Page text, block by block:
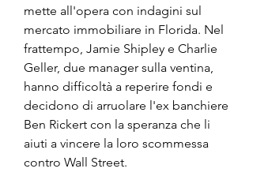
mette all'opera con indagini sul
mercato immobiliare in Florida. Nel
frattempo, Jamie Shipley e Charlie
Geller, due manager sulla ventina,
hanno difficoltà a reperire fondi e
decidono di arruolare l'ex banchiere
Ben Rickert con la speranza che li
aiuti a vincere la loro scommessa
contro Wall Street.